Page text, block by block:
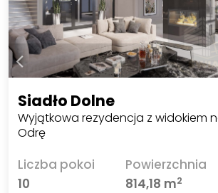
Siadło Dolne
Wyjątkowa rezydencja z widokiem
Odrę
Liczba pokoi
10
Powierzchnia
814,18 m2